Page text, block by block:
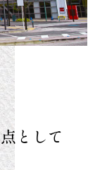
として